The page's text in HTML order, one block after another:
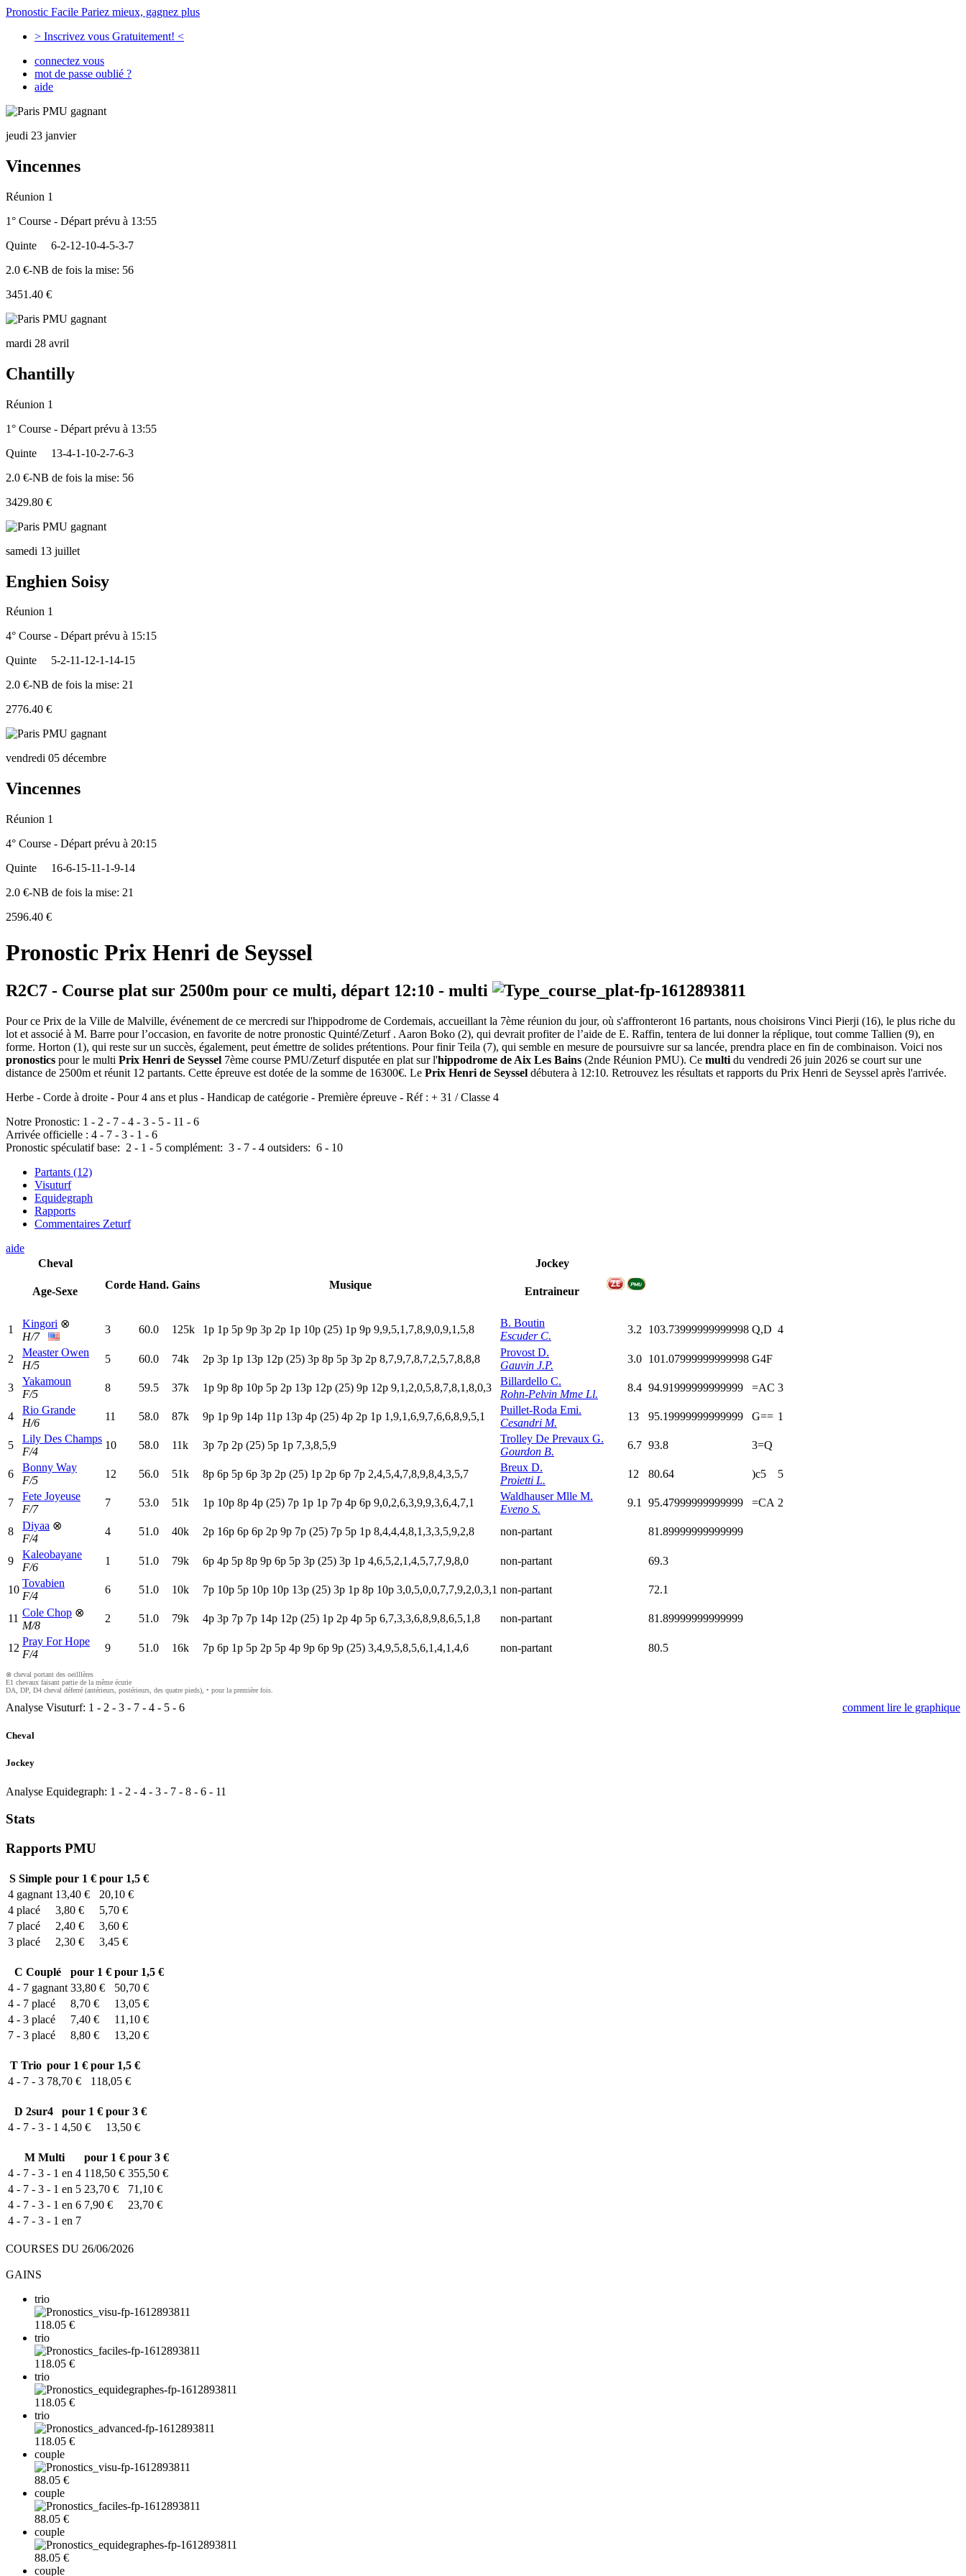
Pronostic Facile Pariez mieux, gagnez plus
> Inscrivez vous Gratuitement! <
connectez vous
mot de passe oublié ?
aide
jeudi 23 janvier
Vincennes
Réunion 1
1° Course - Départ prévu à 13:55
Quinte
6-2-12-10-4-5-3-7
2.0 €-NB de fois la mise: 56
3451.40 €
mardi 28 avril
Chantilly
Réunion 1
1° Course - Départ prévu à 13:55
Quinte
13-4-1-10-2-7-6-3
2.0 €-NB de fois la mise: 56
3429.80 €
samedi 13 juillet
Enghien Soisy
Réunion 1
4° Course - Départ prévu à 15:15
Quinte
5-2-11-12-1-14-15
2.0 €-NB de fois la mise: 21
2776.40 €
vendredi 05 décembre
Vincennes
Réunion 1
4° Course - Départ prévu à 20:15
Quinte
16-6-15-11-1-9-14
2.0 €-NB de fois la mise: 21
2596.40 €
Pronostic Prix Henri de Seyssel
R2C7 - Course plat sur 2500m pour ce multi, départ 12:10 - multi
Pour ce Prix de la Ville de Malville, événement de ce mercredi sur l'hippodrome de Cordemais, accueillant la 7ème réunion du jour, où s'affronteront 16 partants, nous choisirons Vinci Pierji (16), le plus riche du
lot et associé à M. Barre pour l’occasion, en favorite de notre pronostic Quinté/Zeturf . Aaron Boko (2), qui devrait profiter de l’aide de E. Raffin, tentera de lui donner la réplique, tout comme Tallien (9), en
forme. Horton (1), qui reste sur un succès, également, peut émettre de solides prétentions. Pour finir Teila (7), qui semble en mesure de poursuivre sur sa lancée, prendra place en fin de combinaison. Voici nos
pronostics pour le multi Prix Henri de Seyssel 7ème course PMU/Zeturf disputée en plat sur l'hippodrome de Aix Les Bains (2nde Réunion PMU). Ce multi du vendredi 26 juin 2026 se court sur une
distance de 2500m et réunit 12 partants. Cette épreuve est dotée de la somme de 16300€. Le Prix Henri de Seyssel débutera à 12:10. Retrouvez les résultats et rapports du Prix Henri de Seyssel après l'arrivée.
Herbe - Corde à droite - Pour 4 ans et plus - Handicap de catégorie - Première épreuve - Réf : + 31 / Classe 4
Notre Pronostic: 1 - 2 - 7 - 4 - 3 - 5 - 11 - 6
Arrivée officielle : 4 - 7 - 3 - 1 - 6
Pronostic spéculatif base: 2 - 1 - 5 complément: 3 - 7 - 4 outsiders: 6 - 10
Partants (12)
Visuturf
Equidegraph
Rapports
Commentaires Zeturf
aide
Cheval
Age-Sexe
Corde Hand. Gains Musique
Jockey
Entraineur
1 Kingori ⊗
H/7
3 60.0 125k 1p 1p 5p 9p 3p 2p 1p 10p (25) 1p 9p 9,9,5,1,7,8,9,0,9,1,5,8
B. Boutin
Escuder C.
3.2 103.73999999999998 Q,D 4
2
Measter Owen
H/5
5 60.0 74k 2p 3p 1p 13p 12p (25) 3p 8p 5p 3p 2p 8,7,9,7,8,7,2,5,7,8,8,8
Provost D.
Gauvin J.P.
3.0 101.07999999999998 G4F
3
Yakamoun
F/5
8 59.5 37k 1p 9p 8p 10p 5p 2p 13p 12p (25) 9p 12p 9,1,2,0,5,8,7,8,1,8,0,3
Billardello C.
Rohn-Pelvin Mme Ll.
8.4 94.91999999999999 =AC 3
4
Rio Grande
H/6
11 58.0 87k 9p 1p 9p 14p 11p 13p 4p (25) 4p 2p 1p 1,9,1,6,9,7,6,6,8,9,5,1
Puillet-Roda Emi.
Cesandri M.
13 95.19999999999999 G== 1
5
Lily Des Champs
F/4
10 58.0 11k 3p 7p 2p (25) 5p 1p 7,3,8,5,9
Trolley De Prevaux G.
Gourdon B.
6.7 93.8 3=Q
6
Bonny Way
F/5
12 56.0 51k 8p 6p 5p 6p 3p 2p (25) 1p 2p 6p 7p 2,4,5,4,7,8,9,8,4,3,5,7
Breux D.
Proietti L.
12 80.64 )c5 5
7
Fete Joyeuse
F/7
7 53.0 51k 1p 10p 8p 4p (25) 7p 1p 1p 7p 4p 6p 9,0,2,6,3,9,9,3,6,4,7,1
Waldhauser Mlle M.
Eveno S.
9.1 95.47999999999999 =CA 2
8 Diyaa ⊗
F/4
4 51.0 40k 2p 16p 6p 6p 2p 9p 7p (25) 7p 5p 1p 8,4,4,4,8,1,3,3,5,9,2,8 non-partant 81.89999999999999
9
Kaleobayane
F/6
1 51.0 79k 6p 4p 5p 8p 9p 6p 5p 3p (25) 3p 1p 4,6,5,2,1,4,5,7,7,9,8,0 non-partant 69.3
10
Tovabien
F/4
6 51.0 10k 7p 10p 5p 10p 10p 13p (25) 3p 1p 8p 10p 3,0,5,0,0,7,7,9,2,0,3,1 non-partant 72.1
11 Cole Chop ⊗
M/8
2 51.0 79k 4p 3p 7p 7p 14p 12p (25) 1p 2p 4p 5p 6,7,3,3,6,8,9,8,6,5,1,8 non-partant 81.89999999999999
12
Pray For Hope
F/4
9 51.0 16k 7p 6p 1p 5p 2p 5p 4p 9p 6p 9p (25) 3,4,9,5,8,5,6,1,4,1,4,6 non-partant 80.5
⊗ cheval portant des oeilllères
E1 chevaux faisant partie de la même écurie
DA, DP, D4 cheval déferré (antérieurs, postérieurs, des quatre pieds), • pour la première fois.
Analyse Visuturf: 1 - 2 - 3 - 7 - 4 - 5 - 6 comment lire le graphique
Cheval
Jockey
Analyse Equidegraph: 1 - 2 - 4 - 3 - 7 - 8 - 6 - 11
Stats
Rapports PMU
SSimple pour 1 € pour 1,5 €
4 gagnant 13,40 €
20,10 €
4 placé 3,80 €
5,70 €
7 placé 2,40 €
3,60 €
3 placé 2,30 € 3,45 €
C Couplé pour 1 € pour 1,5 €
4 - 7 gagnant 33,80 €
50,70 €
4 - 7 placé 8,70 €
13,05 €
4 - 3 placé 7,40 €
11,10 €
7 - 3 placé 8,80 € 13,20 €
T Trio pour 1 € pour 1,5 €
4 - 7 - 3 78,70 € 118,05 €
D 2sur4 pour 1 € pour 3 €
4 - 7 - 3 - 1 4,50 € 13,50 €
M Multi pour 1 € pour 3 €
4 - 7 - 3 - 1 en 4 118,50 € 355,50 €
4 - 7 - 3 - 1 en 5 23,70 €
71,10 €
4 - 7 - 3 - 1 en 6 7,90 €
23,70 €
4 - 7 - 3 - 1 en 7
COURSES DU 26/06/2026
GAINS
trio
118.05 €
trio
118.05 €
trio
118.05 €
trio
118.05 €
couple
88.05 €
couple
88.05 €
couple
88.05 €
couple